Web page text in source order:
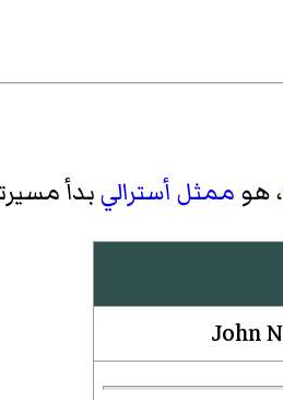
، هو ممثل أستراليبدأ مسيرته